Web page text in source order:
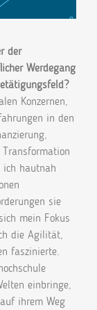
der
Werdegang
Konzernen,
in den
ich hautnah
sie
mein Fokus
die Agilität,
faszinierte.
einbringe,
ihrem Weg